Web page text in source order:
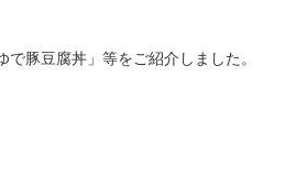
豚豆腐丼」等をご紹介しました。